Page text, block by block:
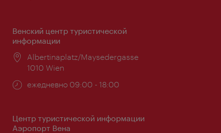
Венский центр туристической
информации
Расположение:
Albertinaplatz/Maysedergasse
1010 Wien
Часы
ежедневно 09:00 - 18:00
Центр туристической информации
Аэропорт Вена